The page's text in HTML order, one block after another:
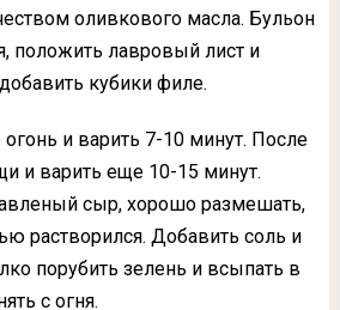
оливкового масла. Бульон
положить лавровый лист и
кубики филе.
и варить 7-10 минут. После
и варить еще 10-15 минут.
сыр, хорошо размешать,
растворился. Добавить соль и
порубить зелень и всыпать в
с огня.